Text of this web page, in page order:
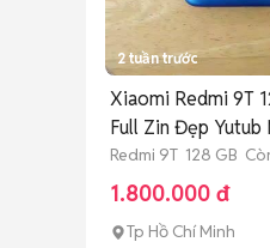
2 tuần trước
Xiaomi Redmi 9T
Full Zin Đẹp Yutub
99%
Redmi 9T 128 GB
hành
1.800.000 đ
Tp Hồ Chí Minh